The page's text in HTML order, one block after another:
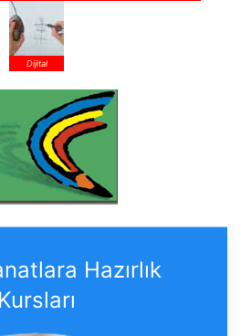
Dijital
Hazırlık
Kursları